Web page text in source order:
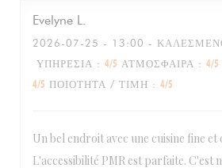
Evelyne L
2026-07-25 - 13:00 -
ΥΠΗΡΕΣΊΑ : 4/5 ΑΤΜΌΣΦΑΙΡΑ : 4/5
4/5 ΠΟΙΌΤΗΤΑ / ΤΙΜΉ : 4/5
Un bel endroit avec une cuisine fine et
L'accessibilité PMR est parfaite. C'est